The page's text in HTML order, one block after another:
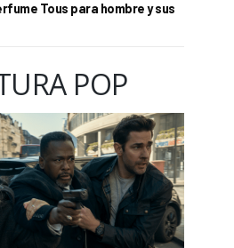
Tous para hombre y sus
POP